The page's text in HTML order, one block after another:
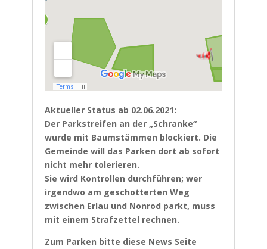
Aktueller Status ab 02.06.2021:
Der Parkstreifen an der „Schranke“
wurde mit Baumstämmen blockiert. Die
Gemeinde will das Parken dort ab sofort
nicht mehr tolerieren.
Sie wird Kontrollen durchführen; wer
irgendwo am geschotterten Weg
zwischen Erlau und Nonrod parkt, muss
mit einem Strafzettel rechnen.
Zum Parken bitte diese News Seite